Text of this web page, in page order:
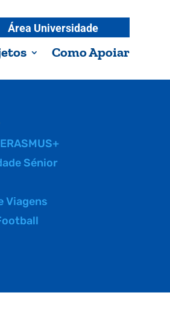
Área Universidade
Como Apoiar
Sénior
Viagens